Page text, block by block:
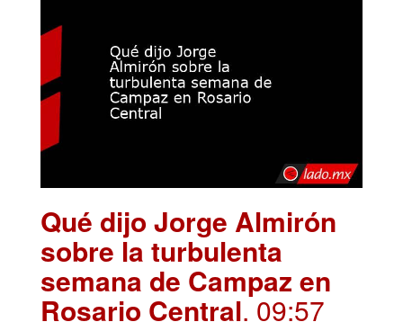
Qué dijo Jorge Almirón
sobre la turbulenta
semana de Campaz en
Rosario Central. 09:57